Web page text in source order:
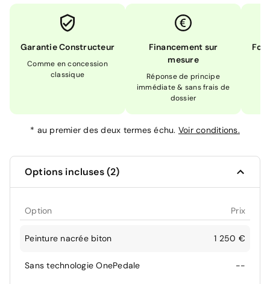
Garantie Constructeur
Comme en concession
classique
Financement sur
mesure
Réponse de principe
immédiate & sans frais de
dossier
* au premier des deux termes échu. Voir conditions.
Options incluses (2)
Option Prix
Peinture nacrée biton 1 250 €
Sans technologie OnePedale --